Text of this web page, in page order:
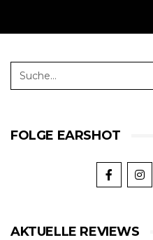
FOLGE EARSHOT
AKTUELLE REVIEWS